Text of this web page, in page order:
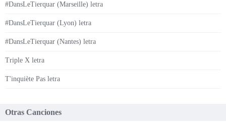
#DansLeTierquar (Marseille) letra
#DansLeTierquar (Lyon) letra
#DansLeTierquar (Nantes) letra
Triple X letra
T'inquiète Pas letra
Otras Canciones